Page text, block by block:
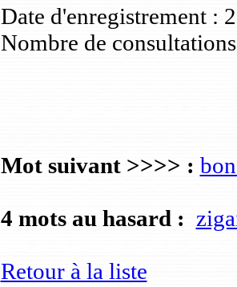
Date d'enregistrement :
Nombre de
Mot suivant >>>> :
4 mots au hasard :
Retour à la liste